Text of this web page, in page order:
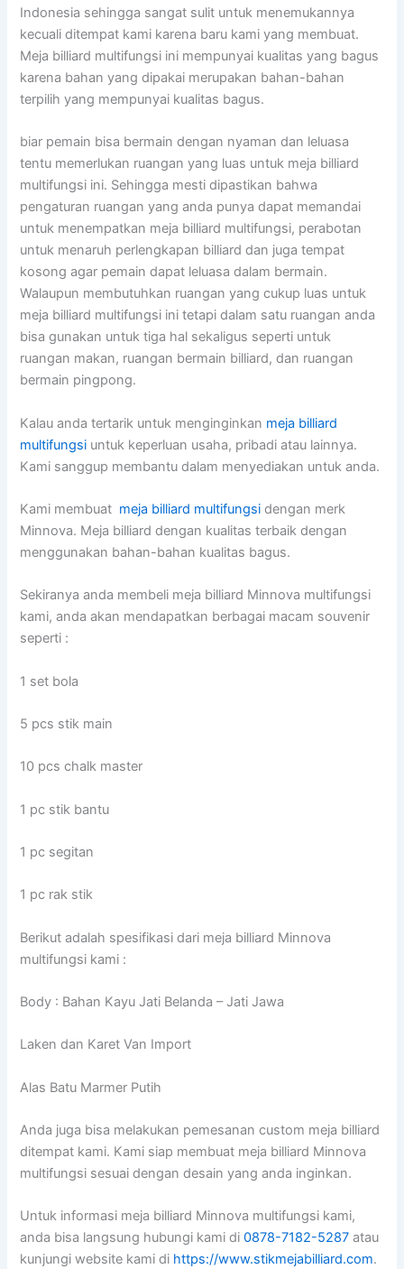
Indonesia sehingga sangat sulit untuk menemukannya
kecuali ditempat kami karena baru kami yang membuat.
Meja billiard multifungsi ini mempunyai kualitas yang bagus
karena bahan yang dipakai merupakan bahan-bahan
terpilih yang mempunyai kualitas bagus.
biar pemain bisa bermain dengan nyaman dan leluasa
tentu memerlukan ruangan yang luas untuk meja billiard
multifungsi ini. Sehingga mesti dipastikan bahwa
pengaturan ruangan yang anda punya dapat memandai
untuk menempatkan meja billiard multifungsi, perabotan
untuk menaruh perlengkapan billiard dan juga tempat
kosong agar pemain dapat leluasa dalam bermain.
Walaupun membutuhkan ruangan yang cukup luas untuk
meja billiard multifungsi ini tetapi dalam satu ruangan anda
bisa gunakan untuk tiga hal sekaligus seperti untuk
ruangan makan, ruangan bermain billiard, dan ruangan
bermain pingpong.
Kalau anda tertarik untuk menginginkan meja billiard
multifungsi untuk keperluan usaha, pribadi atau lainnya.
Kami sanggup membantu dalam menyediakan untuk anda.
Kami membuat meja billiard multifungsi dengan merk
Minnova. Meja billiard dengan kualitas terbaik dengan
menggunakan bahan-bahan kualitas bagus.
Sekiranya anda membeli meja billiard Minnova multifungsi
kami, anda akan mendapatkan berbagai macam souvenir
seperti :
1 set bola
5 pcs stik main
10 pcs chalk master
1 pc stik bantu
1 pc segitan
1 pc rak stik
Berikut adalah spesifikasi dari meja billiard Minnova
multifungsi kami :
Body : Bahan Kayu Jati Belanda – Jati Jawa
Laken dan Karet Van Import
Alas Batu Marmer Putih
Anda juga bisa melakukan pemesanan custom meja billiard
ditempat kami. Kami siap membuat meja billiard Minnova
multifungsi sesuai dengan desain yang anda inginkan.
Untuk informasi meja billiard Minnova multifungsi kami,
anda bisa langsung hubungi kami di0878-7182-5287 atau
kunjungi website kami di https://www.stikmejabilliard.com.